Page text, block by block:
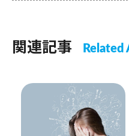
関連記事 Related